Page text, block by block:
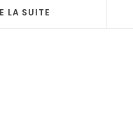
LA SUITE